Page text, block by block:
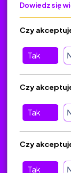
Polityka
Regulamin
O platformie
Baza
Jak zostać
FAQ
Pomoc
wiadomość nie trafiła
Dowiedz się
Tak
Czy
Tak
Czy
Tak
Czy